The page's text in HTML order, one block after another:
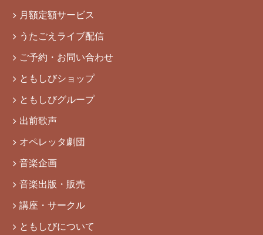
月額定額サービス
うたごえライブ配信
ご予約・お問い合わせ
ともしびショップ
ともしびグループ
出前歌声
オペレッタ劇団
音楽企画
音楽出版・販売
講座・サークル
ともしびについて